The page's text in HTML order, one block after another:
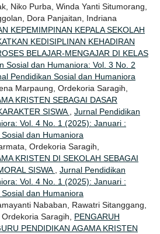
Niko Purba, Winda Yanti Situmorang,
Dora Panjaitan, Indriana
KEPEMIMPINAN KEPALA SEKOLAH
KEDISIPLINAN KEHADIRAN
BELAJAR-MENGAJAR DI KELAS
Sosial dan Humaniora: Vol. 3 No. 2
Pendidikan Sosial dan Humaniora
Marpaung, Ordekoria Saragih,
KRISTEN SEBAGAI DASAR
SISWA
Jurnal Pendidikan
Vol. 4 No. 1 (2025): Januari :
dan Humaniora
Ordekoria Saragih,
KRISTEN DI SEKOLAH SEBAGAI
SISWA
Jurnal Pendidikan
Vol. 4 No. 1 (2025): Januari :
dan Humaniora
Nababan, Rawatri Sitanggang,
Saragih, PENGARUH
PENDIDIKAN AGAMA KRISTEN